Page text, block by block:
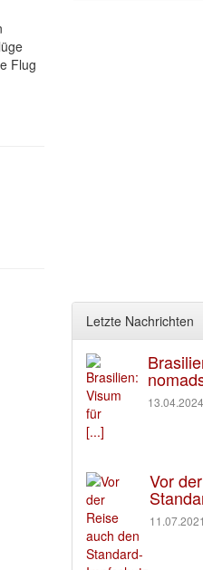
Flug
Letzte Nachrichten
13.04.2024
[...]
Vor
11.07.2021